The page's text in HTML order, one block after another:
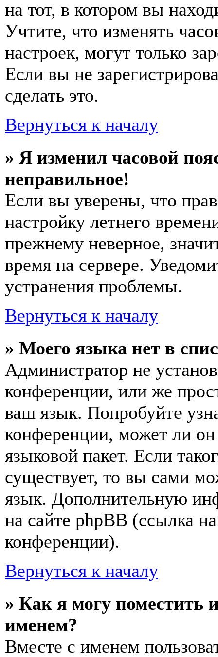
на тот, в котором вы
Учтите, что изменять
настроек, могут только
Если вы не
сделать это.
Вернуться к началу
» Я изменил часовой
неправильное!
Если вы уверены, что
настройку летнего
прежнему неверное,
время на сервере.
устранения проблемы.
Вернуться к началу
» Моего языка нет в
Администратор не
конференции, или же
ваш язык. Попробуйте
конференции, может ли
языковой пакет. Если
существует, то вы сами
язык. Дополнительную
на сайте phpBB (ссылка
конференции).
Вернуться к началу
» Как я могу поместить
именем?
Вместе с именем